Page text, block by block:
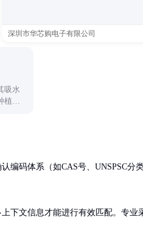
深圳市华芯购电子有限公司
吸水
植者
编码体系（如CAS号、UNSPSC分
下文信息才能进行有效匹配。专业